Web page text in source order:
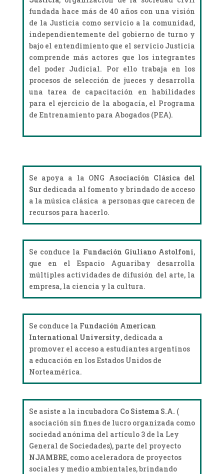
fundada hace más de 40 años con una visión
de la Justicia como servicio a la comunidad,
independientemente del gobierno de turno y
bajo el entendimiento que el servicio Justicia
comprende más actores que los integrantes
del poder Judicial. Por ello trabaja en los
procesos de selección de jueces y desarrolla
una tarea de capacitación en habilidades
para el ejercicio de la abogacía, el Programa
de Entrenamiento para Abogados (PEA).
Se apoya a la ONG Asociación Clásica del
Surdedicada al fomento y brindado de acceso
a la música clásica a personas que carecen de
recursos para hacerlo.
Se conduce la Fundación Giuliano Astolfoni,
que en el Espacio Aguaribay desarrolla
múltiples actividades de difusión del arte, la
empresa, la ciencia y la cultura.
Se conduce la Fundación American
International University, dedicada a
promover el acceso a estudiantes argentinos
a educación en los Estados Unidos de
Norteamérica.
Se asiste a la incubadora Co Sistema S.A. (
asociación sin fines de lucro organizada como
sociedad anónima del artículo 3 de la Ley
General de Sociedades), parte del proyecto
NJAMBRE, como aceleradora de proyectos
sociales y medio ambientales, brindando